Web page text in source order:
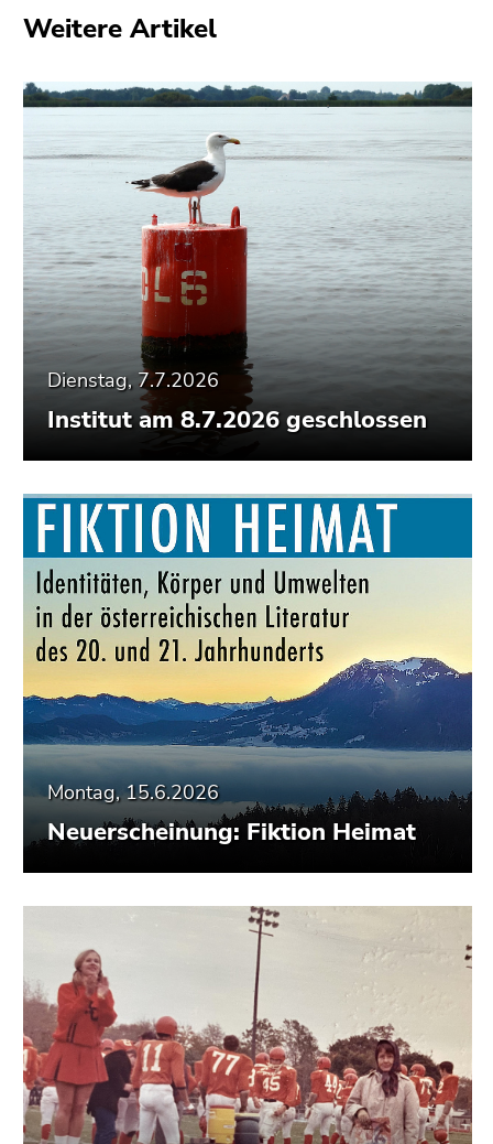
Weitere Artikel
Dienstag, 7.7.2026
Institut am 8.7.2026 geschlossen
Montag, 15.6.2026
Neuerscheinung: Fiktion Heimat